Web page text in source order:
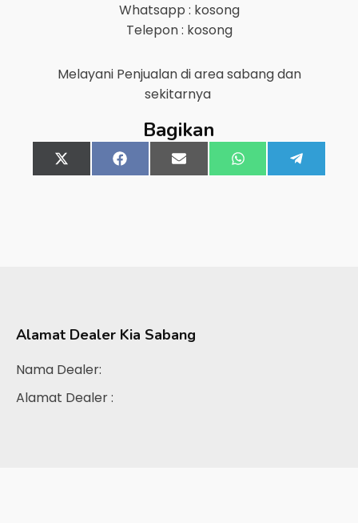
Whatsapp : kosong
Telepon : kosong
Melayani Penjualan di areasabangdan
sekitarnya
Bagikan
Share
on
X
(Twitter)
Share
on
FacebookShare
on
Email Share
on
WhatsApp
on
Alamat Dealer Kia Sabang
Nama Dealer:
Alamat Dealer :